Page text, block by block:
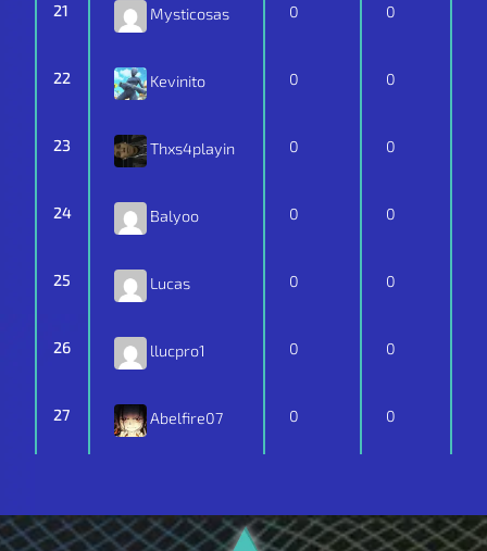
21 Mysticosas 0 0
22 Kevinito 0 0
23 Thxs4playin 0 0
24 Balyoo 0 0
25 Lucas 0 0
26 llucpro1 0 0
27 Abelfire07 0 0